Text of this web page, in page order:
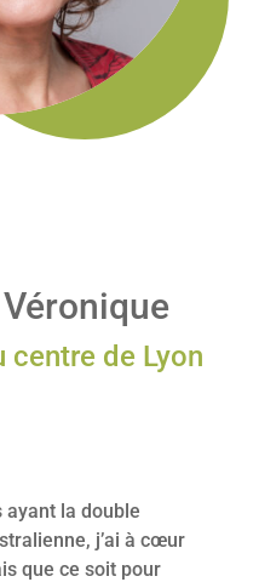
centre de Lyon
la double
j’ai à cœur
que ce soit pour